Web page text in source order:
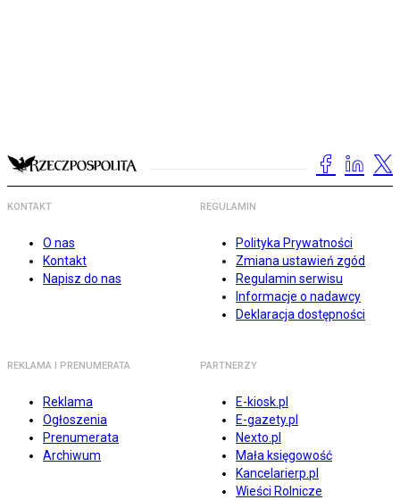
KONTAKT
O nas
Kontakt
Napisz do nas
REGULAMIN
Polityka Prywatności
Zmiana ustawień zgód
Regulamin serwisu
Informacje o nadawcy
Deklaracja dostępności
REKLAMA I PRENUMERATA
Reklama
Ogłoszenia
Prenumerata
Archiwum
PARTNERZY
E-kiosk.pl
E-gazety.pl
Nexto.pl
Mała księgowość
Kancelarierp.pl
Wieści Rolnicze